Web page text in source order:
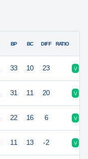
BP BC DIFF RATIO
33 10 23 V
31 11 20 V
22 16 6 V
11 13 -2 V